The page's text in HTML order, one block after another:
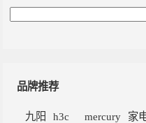
品牌推荐
九阳 h3c mercury 家